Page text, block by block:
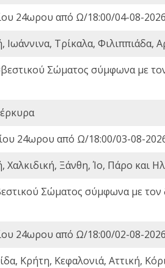
24ωρου από Ω/18:00/04-08-
Τρίκαλα, Φιλιππιάδα,
Σώματος σύμφωνα με
24ωρου από Ω/18:00/03-08-
Ξάνθη, Ίο, Πάρο και
Σώματος σύμφωνα με
24ωρου από Ω/18:00/02-08-
Κρήτη, Κεφαλονιά, Αττική,